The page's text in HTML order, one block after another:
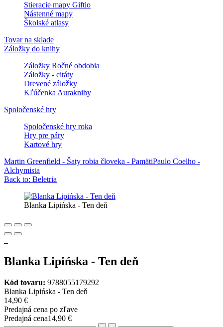
Stieracie mapy Giftio
Nástenné mapy
Školské atlasy
Tovar na sklade
Záložky do knihy
Záložky Ročné obdobia
Záložky - citáty
Drevené záložky
Kľúčenka Auraknihy
Spoločenské hry
Spoločenské hry roka
Hry pre páry
Kartové hry
Martin Greenfield - Šaty robia človeka - PamätiPaulo Coelho -
Alchymista
Back to: Beletria
Blanka Lipińska - Ten deň
Blanka Lipińska - Ten deň
Kód tovaru: 9788055179292
Blanka Lipińska - Ten deň
14,90 €
Predajná cena po zľave
Predajná cena14,90 €